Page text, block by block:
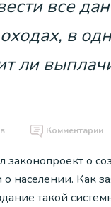
все
в
ли
Комментарии
о
населении. Как
такой